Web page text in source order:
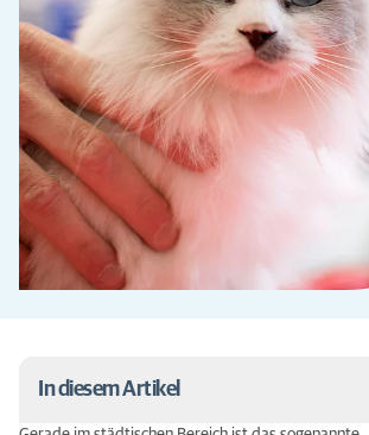
In diesem Artikel